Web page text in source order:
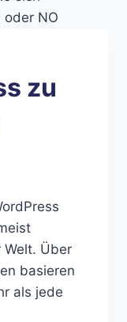
zu
Welt. Über
basieren
als jede